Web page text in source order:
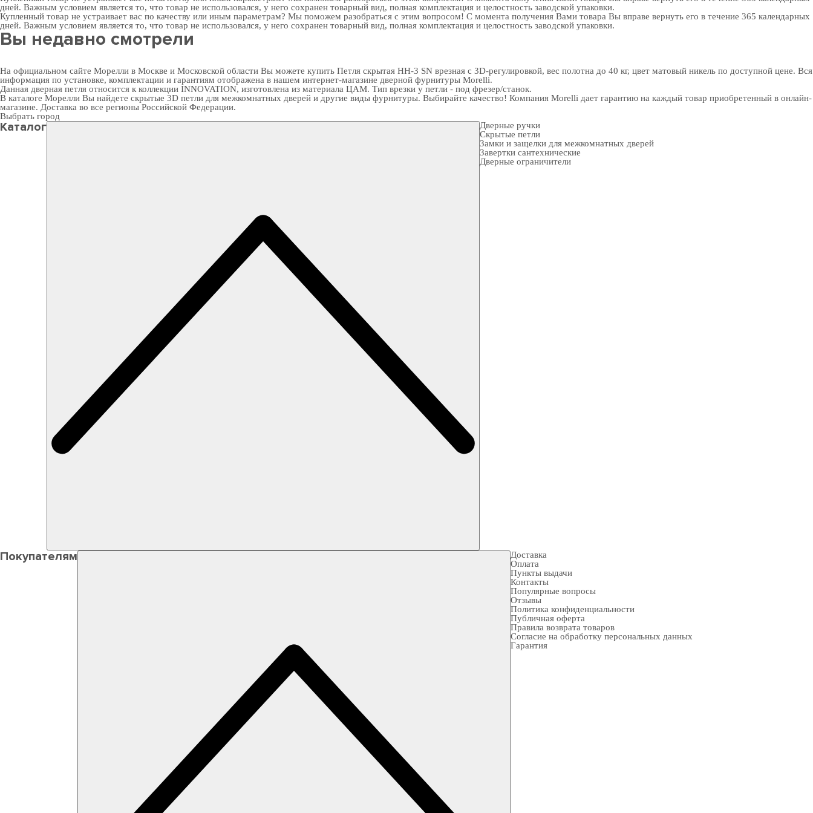
дней. Важным условием является то, что товар не использовался, у него сохранен товарный вид, полная комплектация и целостность заводской упаковки.
Купленный товар не устраивает вас по качеству или иным параметрам? Мы поможем разобраться с этим вопросом! С момента получения Вами товара Вы вправе вернуть его в течение 365 календарных
дней. Важным условием является то, что товар не использовался, у него сохранен товарный вид, полная комплектация и целостность заводской упаковки.
Вы недавно смотрели
На официальном сайте Морелли в Москве и Московской области Вы можете купить Петля скрытая HH-3 SN врезная с 3D-регулировкой, вес полотна до 40 кг, цвет матовый никель по доступной цене. Вся
информация по установке, комплектации и гарантиям отображена в нашем интернет-магазине дверной фурнитуры Morelli.
Данная дверная петля относится к коллекции INNOVATION, изготовлена из материала ЦАМ. Тип врезки у петли - под фрезер/станок.
В каталоге Морелли Вы найдете скрытые 3D петли для межкомнатных дверей и другие виды фурнитуры. Выбирайте качество! Компания Morelli дает гарантию на каждый товар приобретенный в онлайн-
магазине. Доставка во все регионы Российской Федерации.
Выбрать город
Каталог
Дверные ручки
Скрытые петли
Замки и защелки для межкомнатных дверей
Завертки сантехнические
Дверные ограничители
Покупателям
Доставка
Оплата
Пункты выдачи
Контакты
Популярные вопросы
Отзывы
Политика конфиденциальности
Публичная оферта
Правила возврата товаров
Согласие на обработку персональных данных
Гарантия